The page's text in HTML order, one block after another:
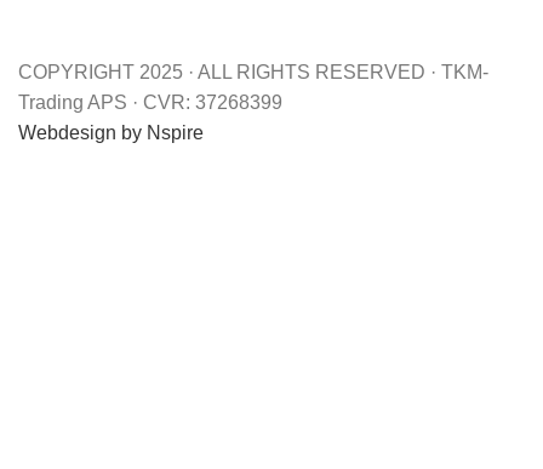
COPYRIGHT 2025 · ALL RIGHTS RESERVED · TKM-
Trading APS · CVR: 37268399
Webdesign by Nspire